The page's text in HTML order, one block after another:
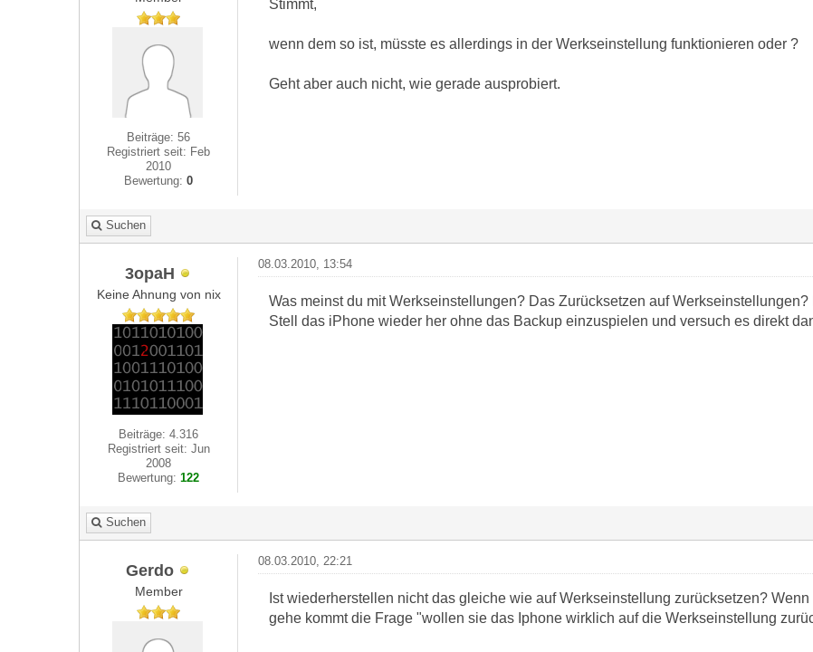
Beiträge: 56
Registriert seit: Feb
2010
Bewertung:0
Stimmt,
wenn dem so ist, müsste es allerdings in der Werkseinstellung funktionieren oder ?
Geht aber auch nicht, wie gerade ausprobiert.
Suchen
3opaH
Keine Ahnung von nix
Beiträge: 4.316
Registriert seit: Jun
2008
Bewertung:122
08.03.2010, 13:54
Was meinst du mit Werkseinstellungen? Das Zurücksetzen auf
Stell das iPhone wieder her ohne das Backup einzuspielen und versuch es direkt
Suchen
Gerdo
Member
08.03.2010, 22:21
Ist wiederherstellen nicht das gleiche wie auf Werkseinstellung zurücksetzen?
gehe kommt die Frage "wollen sie das Iphone wirklich auf die Werkseinstellung